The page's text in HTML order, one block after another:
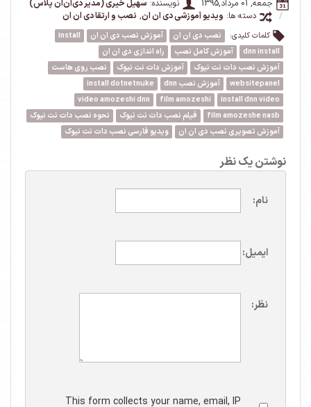
جمعه, 01 مرداد,1395 نویسنده: سهیل خیری (مدیر دی‌ان‌ان پلاس)
/
دسته ها: ویدیو آموزشی دی ان ان, نصب و ارتقا دی ان ان
کلمات کلیدی: نصب دی ان ان آموزش نصب دی ان ان
install
dnn install
آموزش کامل نصب
راه اندازی دی ان ان
آموزش نصب دات نت نیوک
آموزش دات نت نیوک
نصب روی هاست
websitepanel
آموزش نصب dnn
install dotnetnuke
install dnn video
film amozeshi
video amozeshi dnn
film amozeshe nasb
فیلم نصب دات نت نیوک
نحوه نصب دات نت نیوک
آموزش تصویری نصب دی ان ان
ویدیو فارسی نصب دات نت نیوک
نوشتن یک نظر
نام:
ایمیل:
نظر:
This form collects your name, email, IP